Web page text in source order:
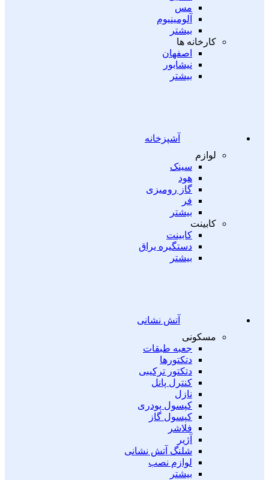
مس
آلومینیوم
بیشتر
کارخانه ها
اصفهان
نیشابور
بیشتر
آشپزخانه
لوازم
سینک
هود
گاز رومیزی
فر
بیشتر
کابینت
کابینت
دستگیره یراق
بیشتر
آتش نشانی
مسکونی
جعبه طبقات
دتکتورها
دتکتور ترکیبی
کنترل پانل
نازل
کپسول پودری
کپسول گاز
فلاشر
آژیر
شلنگ آتش نشانی
لوازم نصب
بیشتر